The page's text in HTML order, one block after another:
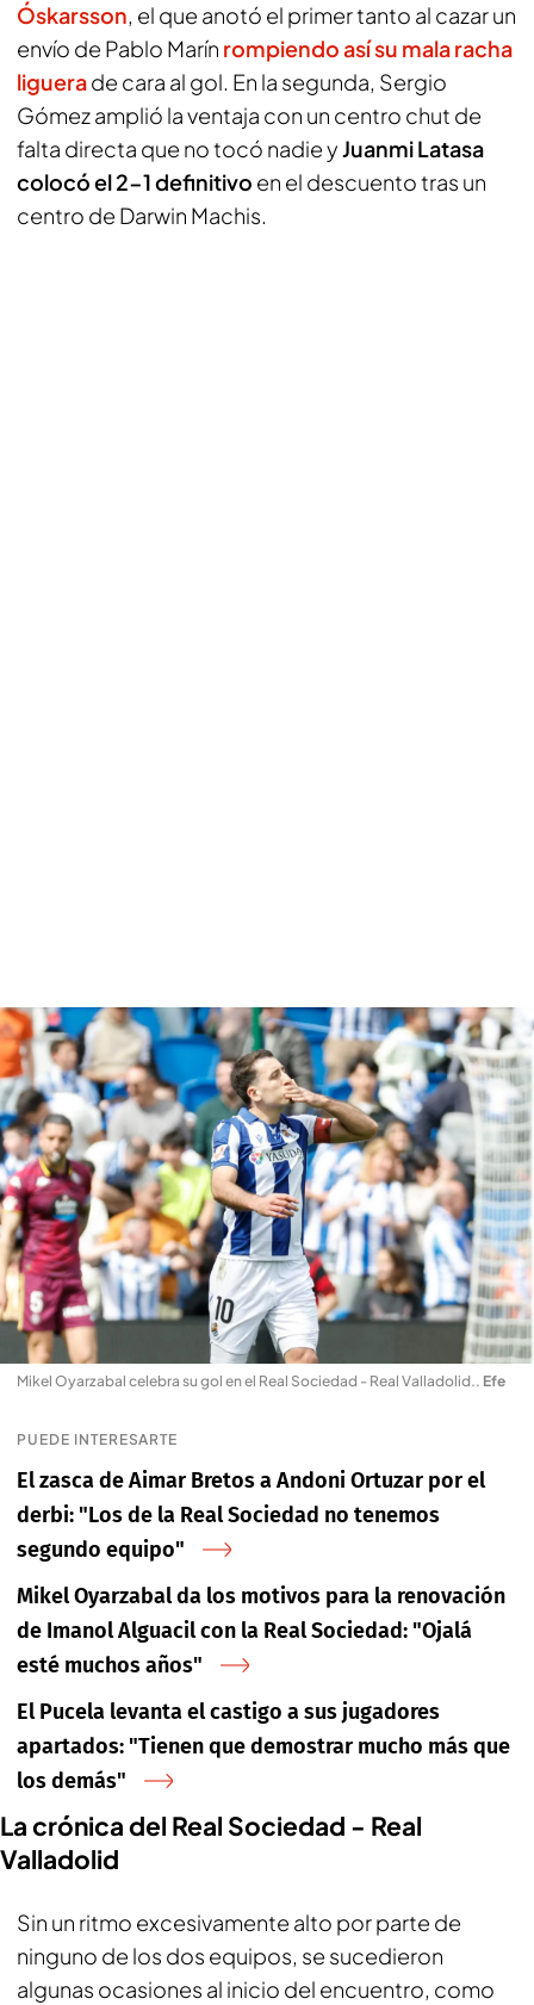
Óskarsson, el que anotó el primer tanto al cazar un
envío de Pablo Marín rompiendo así su mala racha
liguerade cara al gol. En la segunda, Sergio
Gómez amplió la ventaja con un centro chut de
falta directa que no tocó nadie yJuanmi Latasa
colocó el 2-1 definitivo en el descuento tras un
centro de Darwin Machis.
Mikel Oyarzabal celebra su gol en el Real Sociedad - Real Valladolid.. Efe
PUEDE INTERESARTE
El zasca de Aimar Bretos a Andoni Ortuzar por el
derbi: "Los de la Real Sociedad no tenemos
segundo equipo"
Mikel Oyarzabal da los motivos para la renovación
de Imanol Alguacil con la Real Sociedad: "Ojalá
esté muchos años"
El Pucela levanta el castigo a sus jugadores
apartados: "Tienen que demostrar mucho más que
los demás"
La crónica del Real Sociedad - Real
Valladolid
Sin un ritmo excesivamente alto por parte de
ninguno de los dos equipos, se sucedieron
algunas ocasiones al inicio del encuentro, como